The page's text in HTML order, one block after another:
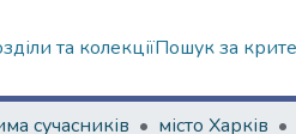
та колекціїПошук за
сучасників місто Харків